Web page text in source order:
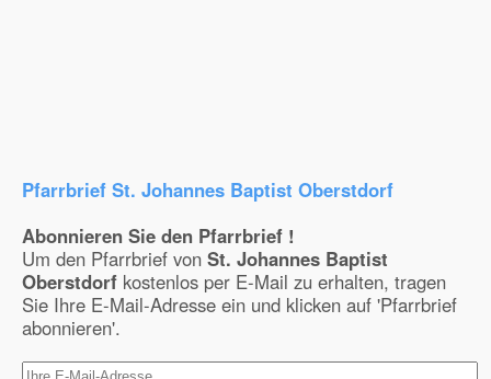
Pfarrbrief St. Johannes Baptist Oberstdorf
Abonnieren Sie den Pfarrbrief !
Um den Pfarrbrief von St. Johannes Baptist
Oberstdorf kostenlos per E-Mail zu erhalten, tragen
Sie Ihre E-Mail-Adresse ein und klicken auf 'Pfarrbrief
abonnieren'.